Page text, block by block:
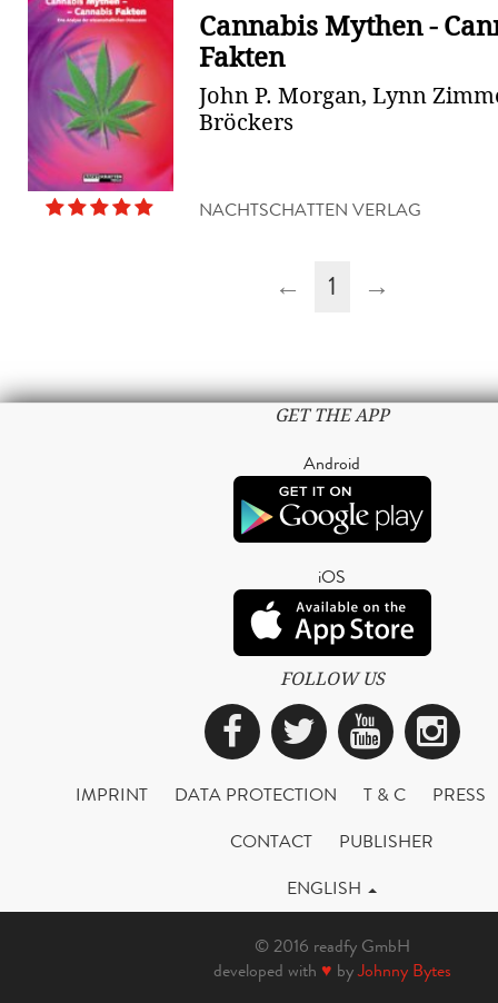
Cannabis Mythen -
Fakten
John P. Morgan, Lynn
Bröckers
NACHTSCHATTEN VERLAG
← 1 →
GET THE APP
Android
iOS
FOLLOW US
Facebook
Twitter
IMPRINT DATA PROTECTION T & C
PRESS
CONTACT
PUBLISHER
ENGLISH
© 2016 readfy GmbH
developed with ♥ byJohnny Bytes